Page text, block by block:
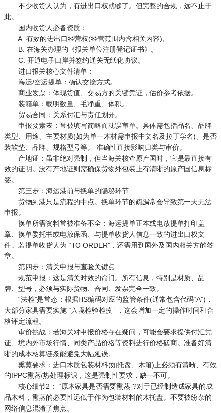
不少收货人认为，有进出口权就够了。但完整的合规，远不止于
此。
国内收货人必备资质：
A. 有效的进出口经营权(经营范围内含相关内容)。
B. 在海关办理的《报关单位注册登记证书》。
C. 开通电子口岸并签约通关无纸化协议。
进口报关核心文件清单：
海运/空运提单：确认交接方式。
商业发票：体现货值、交易方的关键凭证，估价参考依据。
装箱单：载明数量、毛净重、体积。
贸易合同：关系付汇与责任划分。
申报要素表：常被填写简略而耽误审单。具体需包括品名、品牌
类型、用途、主要材质(如为单一木材需申报中文名及拉丁学名)、是否
装软垫、品牌、规格型号等。 准确性直接影响归类与审价。
产地证：虽非绝对强制，但当海关核查原产国时，它是最直接有
效的证明。没有产地证则需确保货物外包装上有清晰的原产国信息标
签。
第三步：海运港前与换单的隐秘环节
货物到港只是流程的中点。换单环节的疏漏常会导致第一天无法
申报。
换单所需资料常被准备不全：海运提单正本或电放提单打印盖
章、换单委托书或电放保函、与提单收货人信息一致的进出口权文
件。若提单收货人为 “TO ORDER”，还需用到国外及国内相关方的签
章。
第四步：清关申报与查验关键点
规范申报：这是清关时效的命门。所有信息，特别是材质、品
牌、型号，必须与实际货物、合同、发票完全一致。
“法检”是常态：根据HS编码对应的监管条件(通常包含代码“A”)，
大部分家具需要实施 “入境检验检疫” ，这会增加一定的操作时间和合
格评定流程。
审价挑战：若海关对申报价格存在疑问，可能会要求提供付汇凭
证、境内外市场行情、同类产品价格等资料进行价格磋商。准备好清
晰的成本核算链条能避免大幅延误。
熏蒸要求：进口木质包装材料(如托盘、木箱)上必须有清晰、有效
的IPPC熏蒸/热处理标识，这是强制性要求，缺一不可。
核心细节2： “原木家具是否需要熏蒸”?对于已经制造成家具的成
品木料，熏蒸的必要性远低于作为包装材料的木托盘。不要被纷杂的
网络信息混淆了焦点。